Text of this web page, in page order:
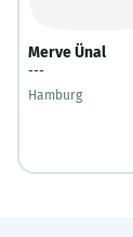
Merve Ünal
---
Hamburg